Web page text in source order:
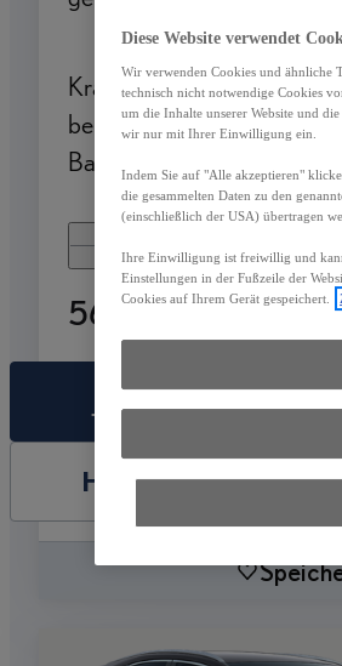
65 g/km
Kraftstoffverbrauch
bei entladener
Batterie
6,4 l/100 km
Mehr
56.990 €
FAHRZEUG
HÄNDLER
Diese Website verwendet
Wir verwenden Cookies und ähnliche
technisch nicht notwendige Cookies
um die Inhalte unserer Website und
wir nur mit Ihrer Einwilligung ein.
Indem Sie auf "Alle akzeptieren"
die gesammelten Daten zu den
(einschließlich der USA) übertragen
Ihre Einwilligung ist freiwillig und
Einstellungen in der Fußzeile der
Cookies auf Ihrem Gerät gespeichert.